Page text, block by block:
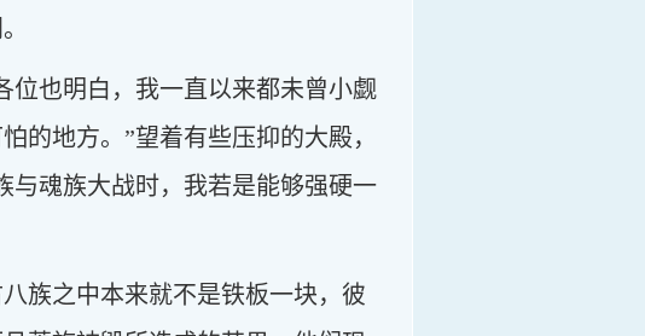
位也明白，我一直以来都未曾小觑
的地方。”望着有些压抑的大殿，
与魂族大战时，我若是能够强硬一
族之中本来就不是铁板一块，彼